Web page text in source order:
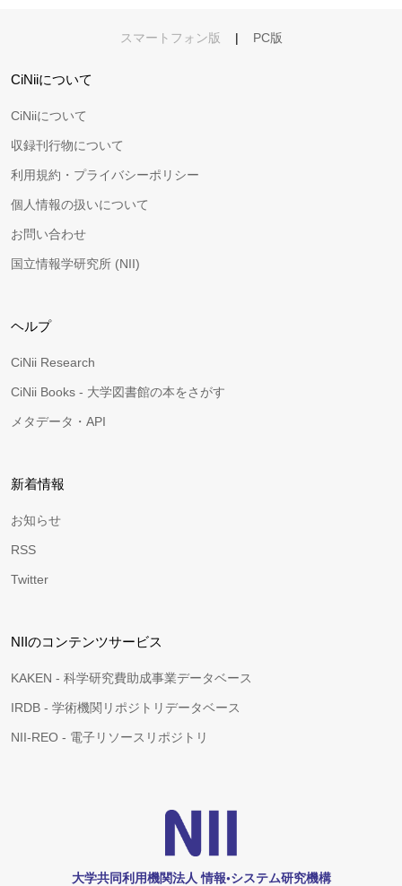
スマートフォン版 | PC版
CiNiiについて
CiNiiについて
収録刊行物について
利用規約・プライバシーポリシー
個人情報の扱いについて
お問い合わせ
国立情報学研究所 (NII)
ヘルプ
CiNii Research
CiNii Books - 大学図書館の本をさがす
メタデータ・API
新着情報
お知らせ
RSS
Twitter
NIIのコンテンツサービス
KAKEN - 科学研究費助成事業データベース
IRDB - 学術機関リポジトリデータベース
NII-REO - 電子リソースリポジトリ
大学共同利用機関法人 情報•システム研究機構